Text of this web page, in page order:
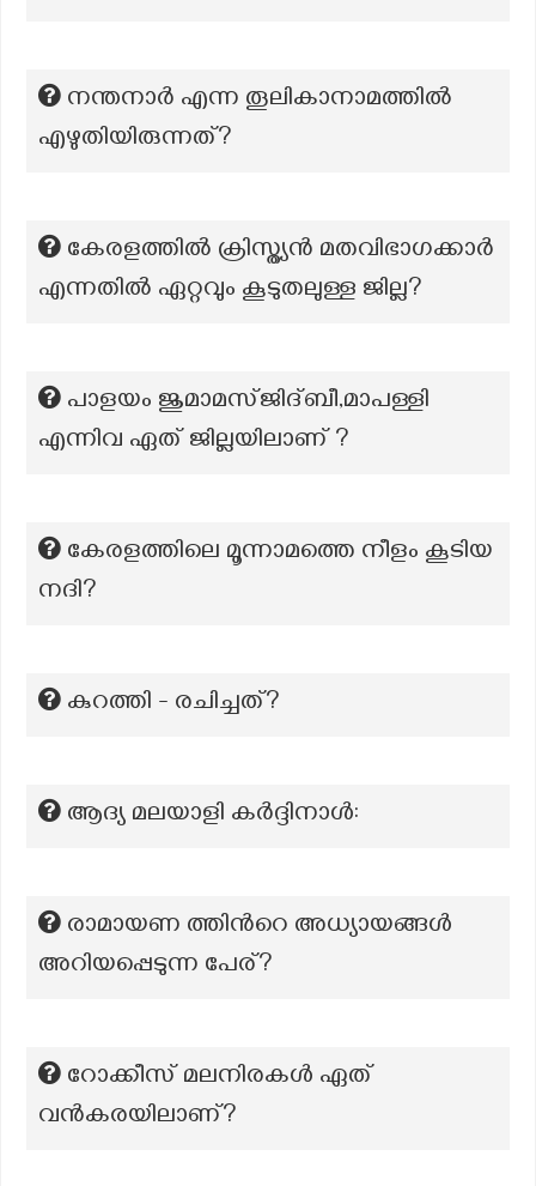
നന്തനാർ എന്ന തൂലികാനാമത്തിൽ
എഴുതിയിരുന്നത്?
കേരളത്തിൽ ക്രിസ്ത്യൻ മതവിഭാഗക്കാർ
എന്നതിൽ ഏറ്റവും കൂടുതലുള്ള ജില്ല?
പാളയം ജുമാമസ്ജിദ്ബീ,മാപള്ളി
എന്നിവ ഏത് ജില്ലയിലാണ് ?
കേരളത്തിലെ മൂന്നാമത്തെ നീളം കൂടിയ
നദി?
കുറത്തി - രചിച്ചത്?
ആദ്യ മലയാളി കർദ്ദിനാൾ:
രാമായണ ത്തിൻറെ അധ്യായങ്ങൾ
അറിയപ്പെടുന്ന പേര്?
റോക്കീസ് മലനിരകൾ ഏത്
വൻകരയിലാണ്?